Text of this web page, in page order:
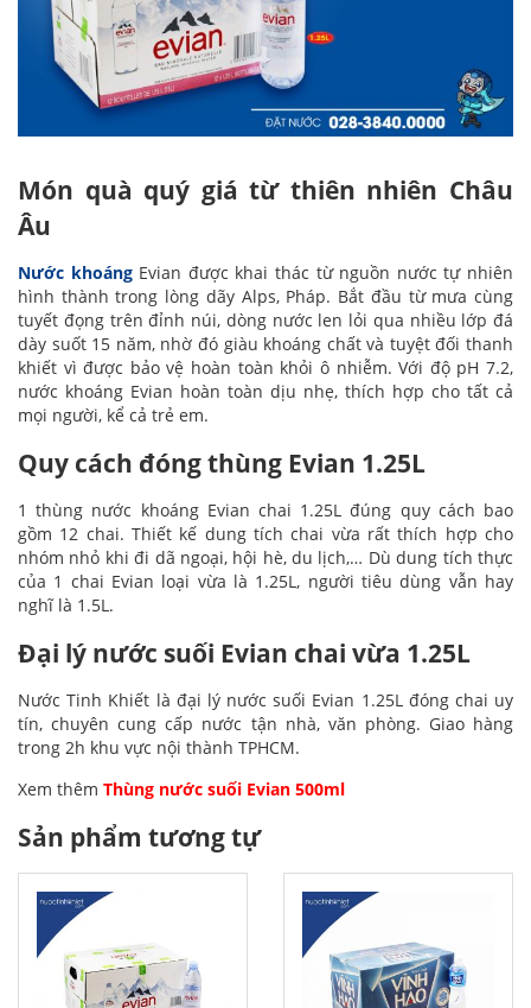
Món quà quý giá từ thiên nhiên Châu
Âu
Nước khoángEvian được khai thác từ nguồn nước tự nhiên
hình thành trong lòng dãy Alps, Pháp. Bắt đầu từ mưa cùng
tuyết đọng trên đỉnh núi, dòng nước len lỏi qua nhiều lớp đá
dày suốt 15 năm, nhờ đó giàu khoáng chất và tuyệt đối thanh
khiết vì được bảo vệ hoàn toàn khỏi ô nhiễm. Với độ pH 7.2,
nước khoáng Evian hoàn toàn dịu nhẹ, thích hợp cho tất cả
mọi người, kể cả trẻ em.
Quy cách đóng thùng Evian 1.25L
1 thùng nước khoáng Evian chai 1.25L đúng quy cách bao
gồm 12 chai. Thiết kế dung tích chai vừa rất thích hợp cho
nhóm nhỏ khi đi dã ngoại, hội hè, du lịch,… Dù dung tích thực
của 1 chai Evian loại vừa là 1.25L, người tiêu dùng vẫn hay
nghĩ là 1.5L.
Đại lý nước suối Evian chai vừa 1.25L
Nước Tinh Khiết là đại lý nước suối Evian 1.25L đóng chai uy
tín, chuyên cung cấp nước tận nhà, văn phòng. Giao hàng
trong 2h khu vực nội thành TPHCM.
Xem thêm Thùng nước suối Evian 500ml
Sản phẩm tương tự